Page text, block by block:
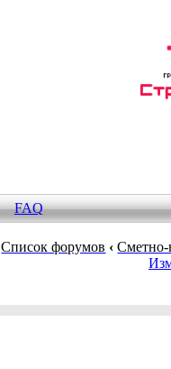
FAQ
Список форумов ‹ Сметно-